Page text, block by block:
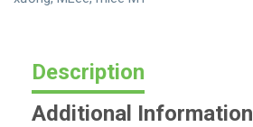
Description
Additional Information